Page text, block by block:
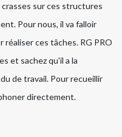
sur ces structures
Pour nous, il va falloir
ces tâches. RG PRO
et sachez qu'il a la
de travail. Pour recueillir
directement.